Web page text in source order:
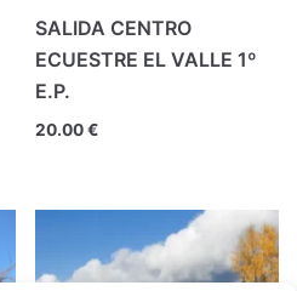
SALIDA CENTRO
ECUESTRE EL VALLE 1º
E.P.
20.00€